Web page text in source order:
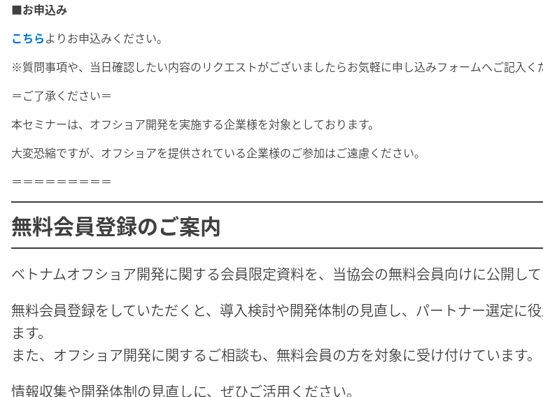
■お申込み
こちらよりお申込みください。
※質問事項や、当日確認したい内容のリクエストがございましたらお気軽に申し込みフォームへご記入く
＝ご了承ください＝
本セミナーは、オフショア開発を実施する企業様を対象としております。
大変恐縮ですが、オフショアを提供されている企業様のご参加はご遠慮ください。
＝＝＝＝＝＝＝＝＝
無料会員登録のご案内
ベトナムオフショア開発に関する会員限定資料を、当協会の無料会員向けに公開して
無料会員登録をしていただくと、導入検討や開発体制の見直し、パートナー選定に
ます。
また、オフショア開発に関するご相談も、無料会員の方を対象に受け付けています。
情報収集や開発体制の見直しに、ぜひご活用ください。